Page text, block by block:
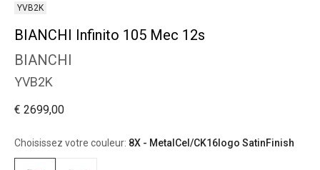
YVB2K
BIANCHI Infinito 105 Mec 12s
BIANCHI
YVB2K
€ 2699,00
Choisissez votre couleur: 8X - MetalCel/CK16logo SatinFinish